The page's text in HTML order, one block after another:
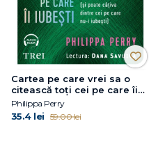
Cartea pe care vrei sa o
citească toți cei pe care îi
iubești
Philippa Perry
35.4 lei 59.00 lei